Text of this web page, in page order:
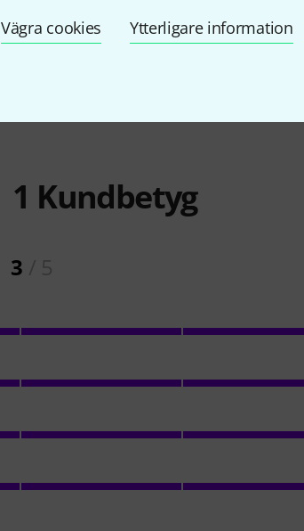
Vägra cookies Ytterligare information
67 000 kr
1 Kundbetyg
3